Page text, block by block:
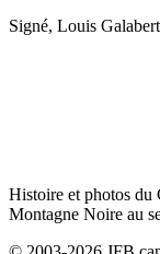
Signé, Louis Galabert
Histoire et photos du
Montagne Noire au